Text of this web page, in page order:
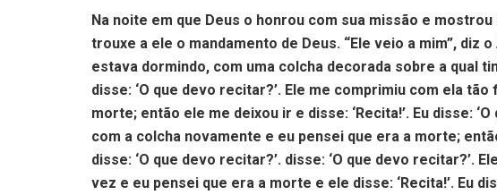
Na noite em que Deus o honrou com sua missão e
trouxe a ele o mandamento de Deus. “Ele veio a mim”, diz
estava dormindo, com uma colcha decorada sobre a qual
disse: ‘O que devo recitar?’. Ele me comprimiu com ela
morte; então ele me deixou ir e disse: ‘Recita!’. Eu disse:
com a colcha novamente e eu pensei que era a morte;
disse: ‘O que devo recitar?’. disse: ‘O que devo recitar?’.
vez e eu pensei que era a morte e ele disse: ‘Recita!’. Eu